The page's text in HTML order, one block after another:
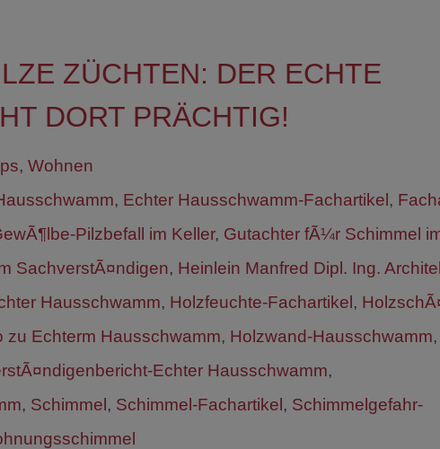
ZÜCHTEN: DER ECHTE
DORT PRÄCHTIG!
, Wohnen
, Echter Hausschwamm-Fachartikel,
Pilzbefall im Keller, Gutachter fÃ¼r Schimmel
SachverstÃ¤ndigen, Heinlein Manfred Dipl. Ing.
Hausschwamm, Holzfeuchte-Fachartikel,
zu Echterm Hausschwamm, Holzwand-Hausschwamm,
Echter Hausschwamm,
, Schimmel, Schimmel-Fachartikel, Schimmelgefahr-